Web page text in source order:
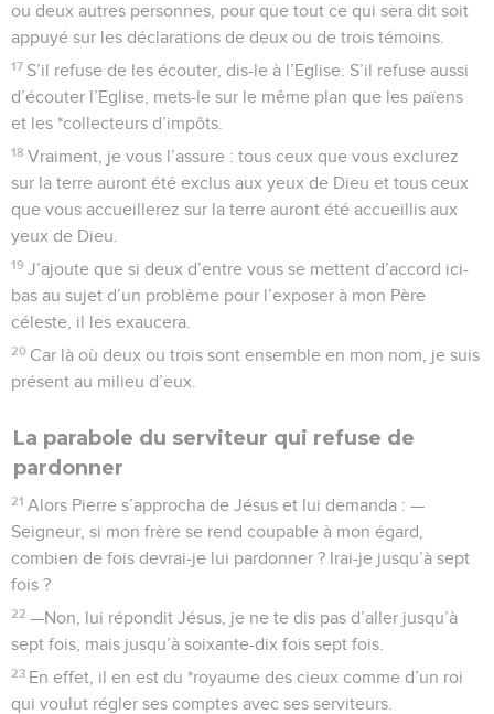
ou deux autres personnes, pour que tout ce qui sera dit soit
appuyé sur les déclarations de deux ou de trois témoins.
17 S’il refuse de les écouter, dis-le à l’Eglise. S’il refuse aussi
d’écouter l’Eglise, mets-le sur le même plan que les païens
et les *collecteurs d’impôts.
18 Vraiment, je vous l’assure : tous ceux que vous exclurez
sur la terre auront été exclus aux yeux de Dieu et tous ceux
que vous accueillerez sur la terre auront été accueillis aux
yeux de Dieu.
19 J’ajoute que si deux d’entre vous se mettent d’accord ici-
bas au sujet d’un problème pour l’exposer à mon Père
céleste, il les exaucera.
20 Car là où deux ou trois sont ensemble en mon nom, je suis
présent au milieu d’eux.
La parabole du serviteur qui refuse de
pardonner
21 Alors Pierre s’approcha de Jésus et lui demanda : —
Seigneur, si mon frère se rend coupable à mon égard,
combien de fois devrai-je lui pardonner ? Irai-je jusqu’à sept
fois ?
22 —Non, lui répondit Jésus, je ne te dis pas d’aller jusqu’à
sept fois, mais jusqu’à soixante-dix fois sept fois.
23 En effet, il en est du *royaume des cieux comme d’un roi
qui voulut régler ses comptes avec ses serviteurs.